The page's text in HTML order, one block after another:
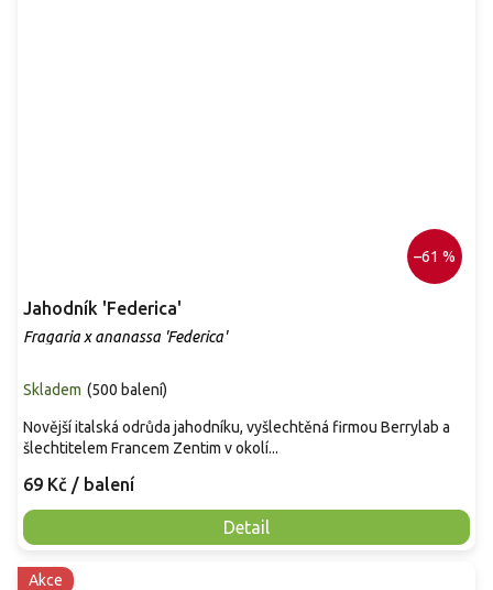
–61 %
Jahodník 'Federica'
Fragaria x ananassa 'Federica'
Skladem (500 balení)
69 Kč / balení
Detail
Novější italská odrůda jahodníku, vyšlechtěná firmou Berrylab a
šlechtitelem Francem Zentim v okolí...
Akce